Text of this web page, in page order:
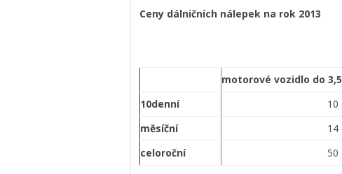
Ceny dálničních nálepek na rok 2013
motorové vozidlo do
10denní
10
měsíční
14
celoroční
50